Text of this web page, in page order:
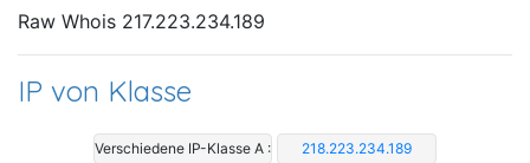
Raw Whois 217.223.234.189
IP von Klasse
Verschiedene IP-Klasse A : 218.223.234.189